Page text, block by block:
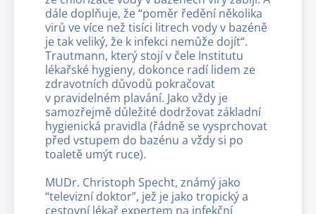
dále doplňuje, že “poměr ředění několika
virů ve více než tisíci litrech vody v bazéně
je tak veliký, že k infekci nemůže dojít“.
Trautmann, který stojí v čele Institutu
lékařské hygieny, dokonce radí lidem ze
zdravotních důvodů pokračovat
v pravidelném plavání. Jako vždy je
samozřejmě důležité dodržovat základní
hygienická pravidla (řádně se vysprchovat
před vstupem do bazénu a vždy si po
toaletě umýt ruce).
MUDr. Christoph Specht, známý jako
“televizní doktor”, jež je jako tropický a
cestovní lékař expertem na infekční